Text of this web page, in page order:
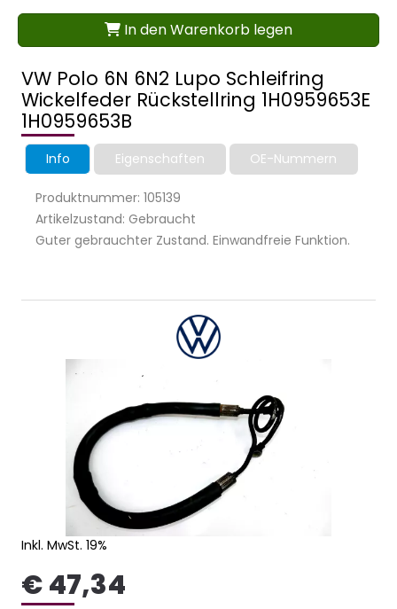
VW Polo 6N 6N2 Lupo Schleifring
Wickelfeder Rückstellring 1H0959653E
1H0959653B
Info Eigenschaften OE-Nummern
Produktnummer: 105139
Artikelzustand: Gebraucht
Guter gebrauchter Zustand. Einwandfreie Funktion.
In den Warenkorb legen
Inkl. MwSt. 19%
€ 47,34